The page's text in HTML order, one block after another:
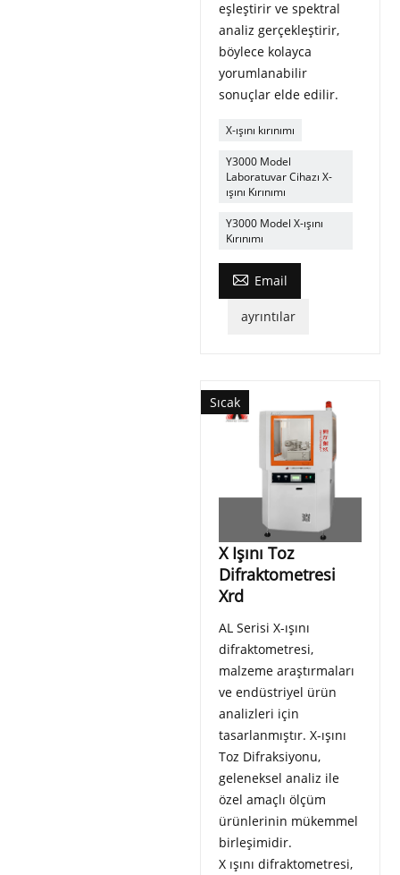
eşleştirir ve spektral
analiz gerçekleştirir,
böylece kolayca
yorumlanabilir
sonuçlar elde edilir.
X-ışını kırınımı
Y3000 Model
Laboratuvar Cihazı X-
ışını Kırınımı
Y3000 Model X-ışını
Kırınımı
 Email
ayrıntılar
Sıcak
X Işını Toz
Difraktometresi
Xrd
AL Serisi X-ışını
difraktometresi,
malzeme araştırmaları
ve endüstriyel ürün
analizleri için
tasarlanmıştır. X-ışını
Toz Difraksiyonu,
geleneksel analiz ile
özel amaçlı ölçüm
ürünlerinin mükemmel
birleşimidir.
X ışını difraktometresi,